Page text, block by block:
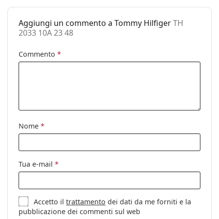
È un dispositivo medico. Leggere attentamente le
Ponte:
23 mm
Peso:
170 g
regolabili:
Accessori
Custodia:
pulizia:
Altro
Sesso:
Categorie:
Occhiali da vista
Aggiungi un commento a Tommy HilfigerTH
2033 10A 23 48
Commento *
Nome *
Tua e-mail *
Accetto iltrattamento dei dati da me forniti e la
pubblicazione dei commenti sul web